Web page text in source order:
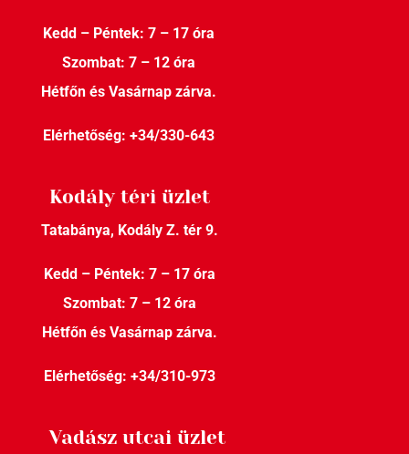
Kedd – Péntek: 7 – 17 óra
Szombat: 7 – 12 óra
Hétfőn és Vasárnap zárva.
Elérhetőség: +34/330-643
Kodály téri üzlet
Tatabánya, Kodály Z. tér 9.
Kedd – Péntek: 7 – 17 óra
Szombat: 7 – 12 óra
Hétfőn és Vasárnap zárva.
Elérhetőség: +34/310-973
Vadász utcai üzlet